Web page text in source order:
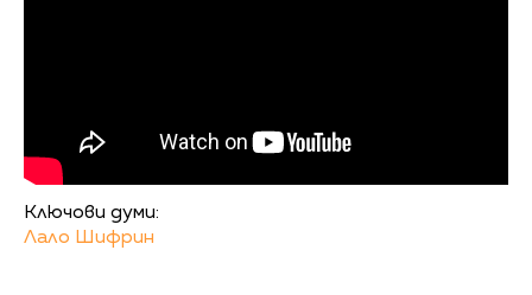
Ключови думи:
Лало Шифрин